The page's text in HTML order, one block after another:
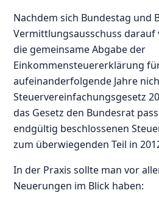
Nachdem sich Bundestag und
Vermittlungsausschuss
die gemeinsame Abgabe der
Einkommensteuererklärung
aufeinanderfolgende Jahre
Steuervereinfachungsgesetz
das Gesetz den Bundesrat
endgültig beschlossenen
zum überwiegenden Teil in
In der Praxis sollte man vor
Neuerungen im Blick haben: